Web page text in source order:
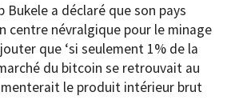
Bukele a déclaré que son pays
centre névralgique pour le minage
que ‘si seulement 1% de la
du bitcoin se retrouvait au
le produit intérieur brut